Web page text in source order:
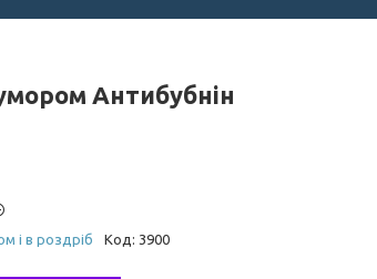
Антибубнін
і в роздріб Код: 3900